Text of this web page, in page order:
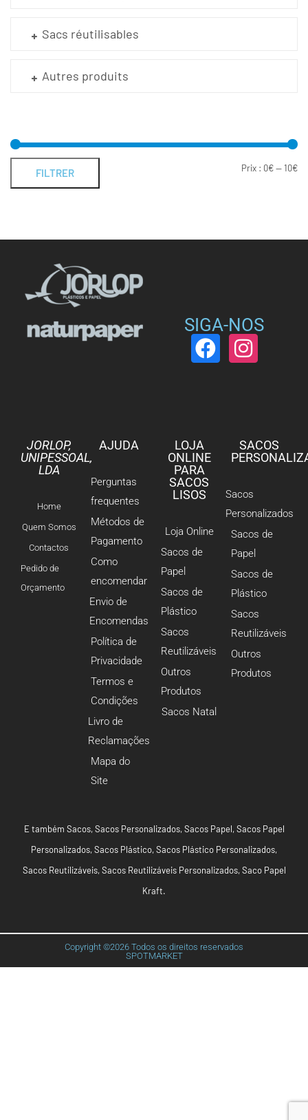
Sacs réutilisables
Autres produits
FILTRER Prix : 0€—10€
SIGA-NOS
JORLOP,
UNIPESSOAL,
LDA
Home
Quem Somos
Contactos
Pedido de
Orçamento
AJUDA
Perguntas
frequentes
Métodos de
Pagamento
Como
encomendar
Envio de
Encomendas
Política de
Privacidade
Termos e
Condições
Livro de
Reclamações
Mapa do
Site
LOJA
ONLINE
PARA
SACOS
LISOS
Loja Online
Sacos de
Papel
Sacos de
Plástico
Sacos
Reutilizáveis
Outros
Produtos
Sacos Natal
SACOS
Sacos
Personalizados
Sacos de
Papel
Sacos de
Plástico
Sacos
Reutilizáveis
Outros
Produtos
E também Sacos,Sacos Personalizados,Sacos Papel,Sacos Papel
Personalizados,Sacos Plástico,Sacos Plástico Personalizados,
Sacos Reutilizáveis,Sacos Reutilizáveis Personalizados,Saco Papel
Kraft.
Copyright ©2026 Todos os direitos reservados
SPOTMARKET